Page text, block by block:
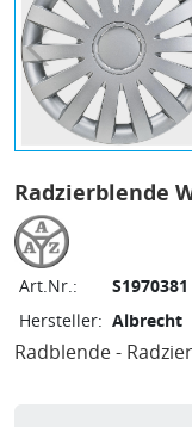
Radzierblende
Art.Nr.:
S1970381
Hersteller: Albrecht
Radblende -